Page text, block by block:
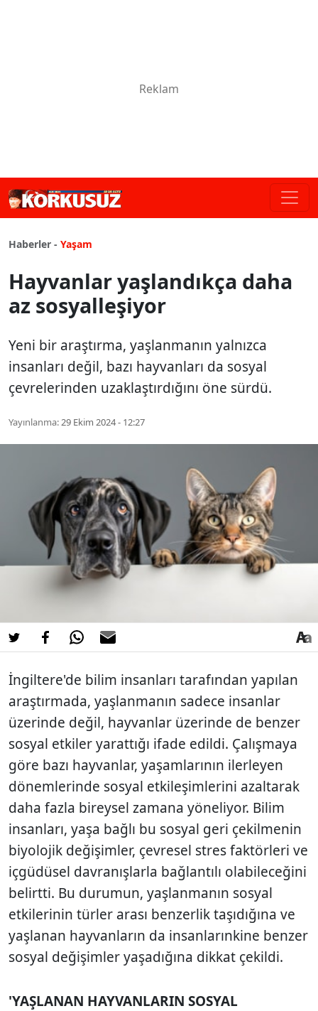
Haberler - Yaşam
Hayvanlar yaşlandıkça daha
az sosyalleşiyor
Yeni bir araştırma, yaşlanmanın yalnızca
insanları değil, bazı hayvanları da sosyal
çevrelerinden uzaklaştırdığını öne sürdü.
Yayınlanma:29 Ekim 2024 - 12:27
İngiltere'de bilim insanları tarafından yapılan
araştırmada, yaşlanmanın sadece insanlar
üzerinde değil, hayvanlar üzerinde de benzer
sosyal etkiler yarattığı ifade edildi. Çalışmaya
göre bazı hayvanlar, yaşamlarının ilerleyen
dönemlerinde sosyal etkileşimlerini azaltarak
daha fazla bireysel zamana yöneliyor. Bilim
insanları, yaşa bağlı bu sosyal geri çekilmenin
biyolojik değişimler, çevresel stres faktörleri ve
içgüdüsel davranışlarla bağlantılı olabileceğini
belirtti. Bu durumun, yaşlanmanın sosyal
etkilerinin türler arası benzerlik taşıdığına ve
yaşlanan hayvanların da insanlarınkine benzer
sosyal değişimler yaşadığına dikkat çekildi.
'YAŞLANAN HAYVANLARIN SOSYAL